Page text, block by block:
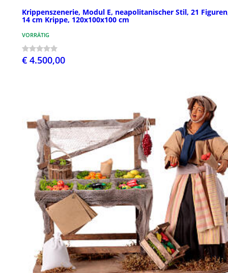
Krippenszenerie, Modul E, neapolitanischer Stil, 21
14 cm Krippe, 120x100x100 cm
VORRÄTIG
€ 4.500,00